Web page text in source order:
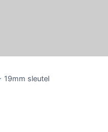
19mm sleutel